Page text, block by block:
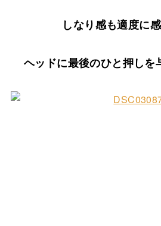
しなり感も適度に感
ヘッドに最後のひと押しを